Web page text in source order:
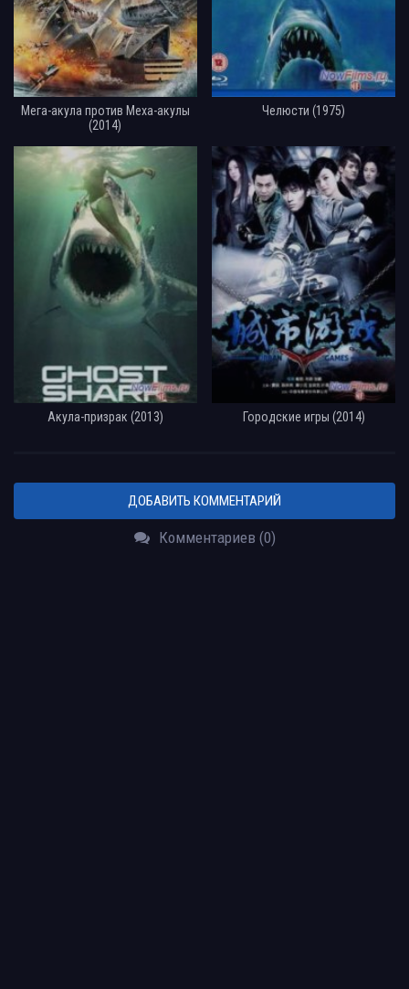
Мега-акула против Меха-акулы
(2014)
Челюсти (1975)
Акула-призрак (2013) Городские игры (2014)
ДОБАВИТЬ КОММЕНТАРИЙ
Комментариев (0)